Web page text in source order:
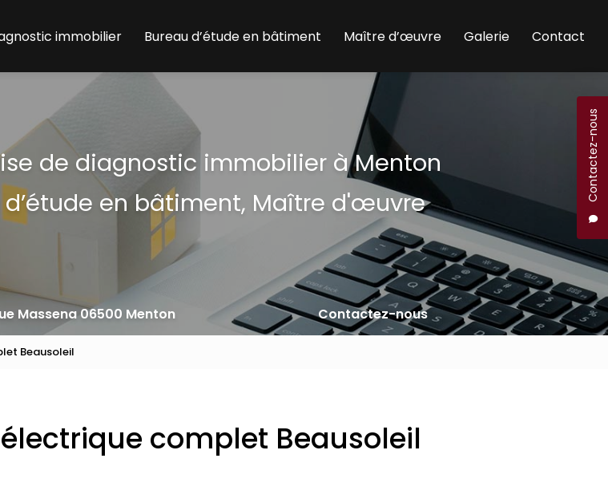
Contactez-nous
immobilier Bureau d’étude en bâtiment Maître d’œuvre Galerie Contact
de diagnostic immobilier à Menton
d’étude en bâtiment, Maître d'œuvre
Massena 06500 Menton Contactez-nous
Beausoleil
complet Beausoleil